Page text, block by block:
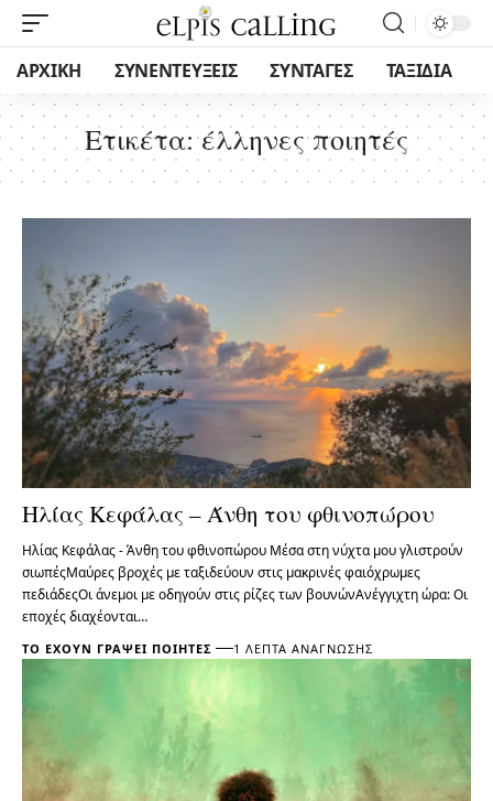
ΑΡΧΙΚΗ ΣΥΝΕΝΤΕΥΞΕΙΣ ΣΥΝΤΑΓΕΣ ΤΑΞΙΔΙΑ
Ετικέτα:έλληνες ποιητές
Ηλίας Κεφάλας – Άνθη του φθινοπώρου
Ηλίας Κεφάλας - Άνθη του φθινοπώρου Μέσα στη νύχτα μου γλιστρούν
σιωπέςΜαύρες βροχές με ταξιδεύουν στις μακρινές φαιόχρωμες
πεδιάδεςΟι άνεμοι με οδηγούν στις ρίζες των βουνώνΑνέγγιχτη ώρα: Οι
εποχές διαχέονται…
ΤΟ ΈΧΟΥΝ ΓΡΆΨΕΙ ΠΟΙΗΤΈΣ 1 ΛΕΠΤΆ ΑΝΆΓΝΩΣΗΣ